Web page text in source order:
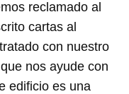
reclamado al
cartas al
con nuestro
nos ayude con
edificio es una